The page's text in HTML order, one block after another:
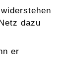
dazu
er